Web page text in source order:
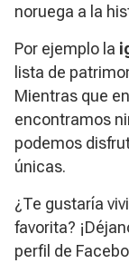
noruega a la
Por ejemplo la
lista de
Mientras que
encontramos
podemos
únicas.
¿Te gustaría
favorita?
perfil de